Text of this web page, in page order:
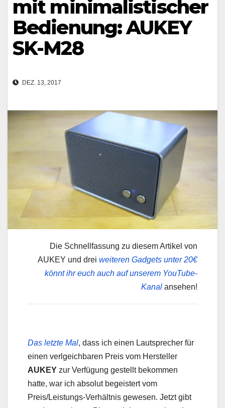
mit minimalistischer
Bedienung: AUKEY
SK-M28
DEZ. 13, 2017
Die Schnellfassung zu diesem Artikel von
AUKEY und drei weiteren Gadgets unter 20€
könnt ihr euch auch auf unserem YouTube-
Kanal ansehen!
Das letzte Mal, dass ich einen Lautsprecher für
einen verlgeichbaren Preis vom Hersteller
AUKEY zur Verfügung gestellt bekommen
hatte, war ich absolut begeistert vom
Preis/Leistungs-Verhältnis gewesen. Jetzt gibt